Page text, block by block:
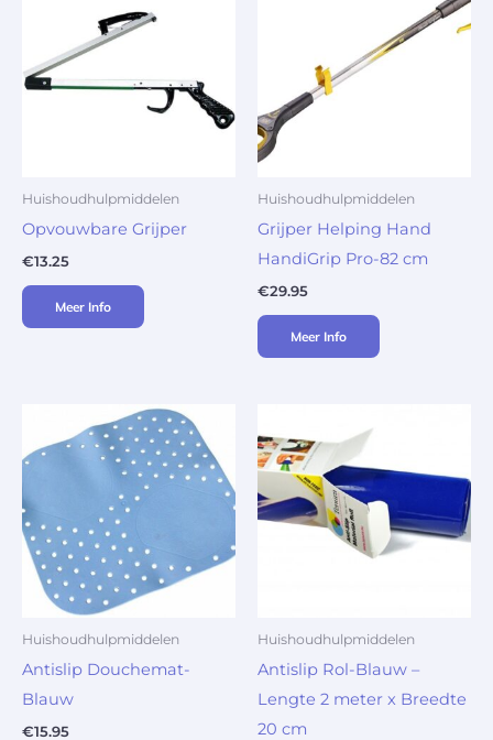
Huishoudhulpmiddelen
Opvouwbare Grijper
€13.25
Meer Info
Huishoudhulpmiddelen
Grijper Helping Hand
HandiGrip Pro-82 cm
€29.95
Meer Info
Huishoudhulpmiddelen
Antislip Douchemat-
Blauw
€15.95
Huishoudhulpmiddelen
Antislip Rol-Blauw –
Lengte 2 meter x Breedte
20 cm